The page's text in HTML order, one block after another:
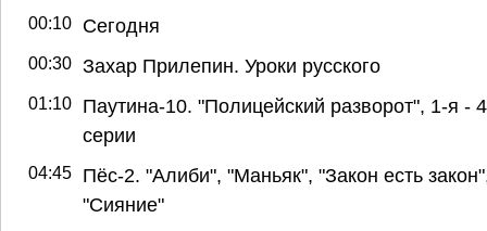
00:10 Сегодня
00:30 Захар Прилепин. Уроки русского
01:10
Паутина-10. "Полицейский разворот", 1-я -
серии
04:45
Пёс-2. "Алиби", "Маньяк", "Закон есть
"Сияние"